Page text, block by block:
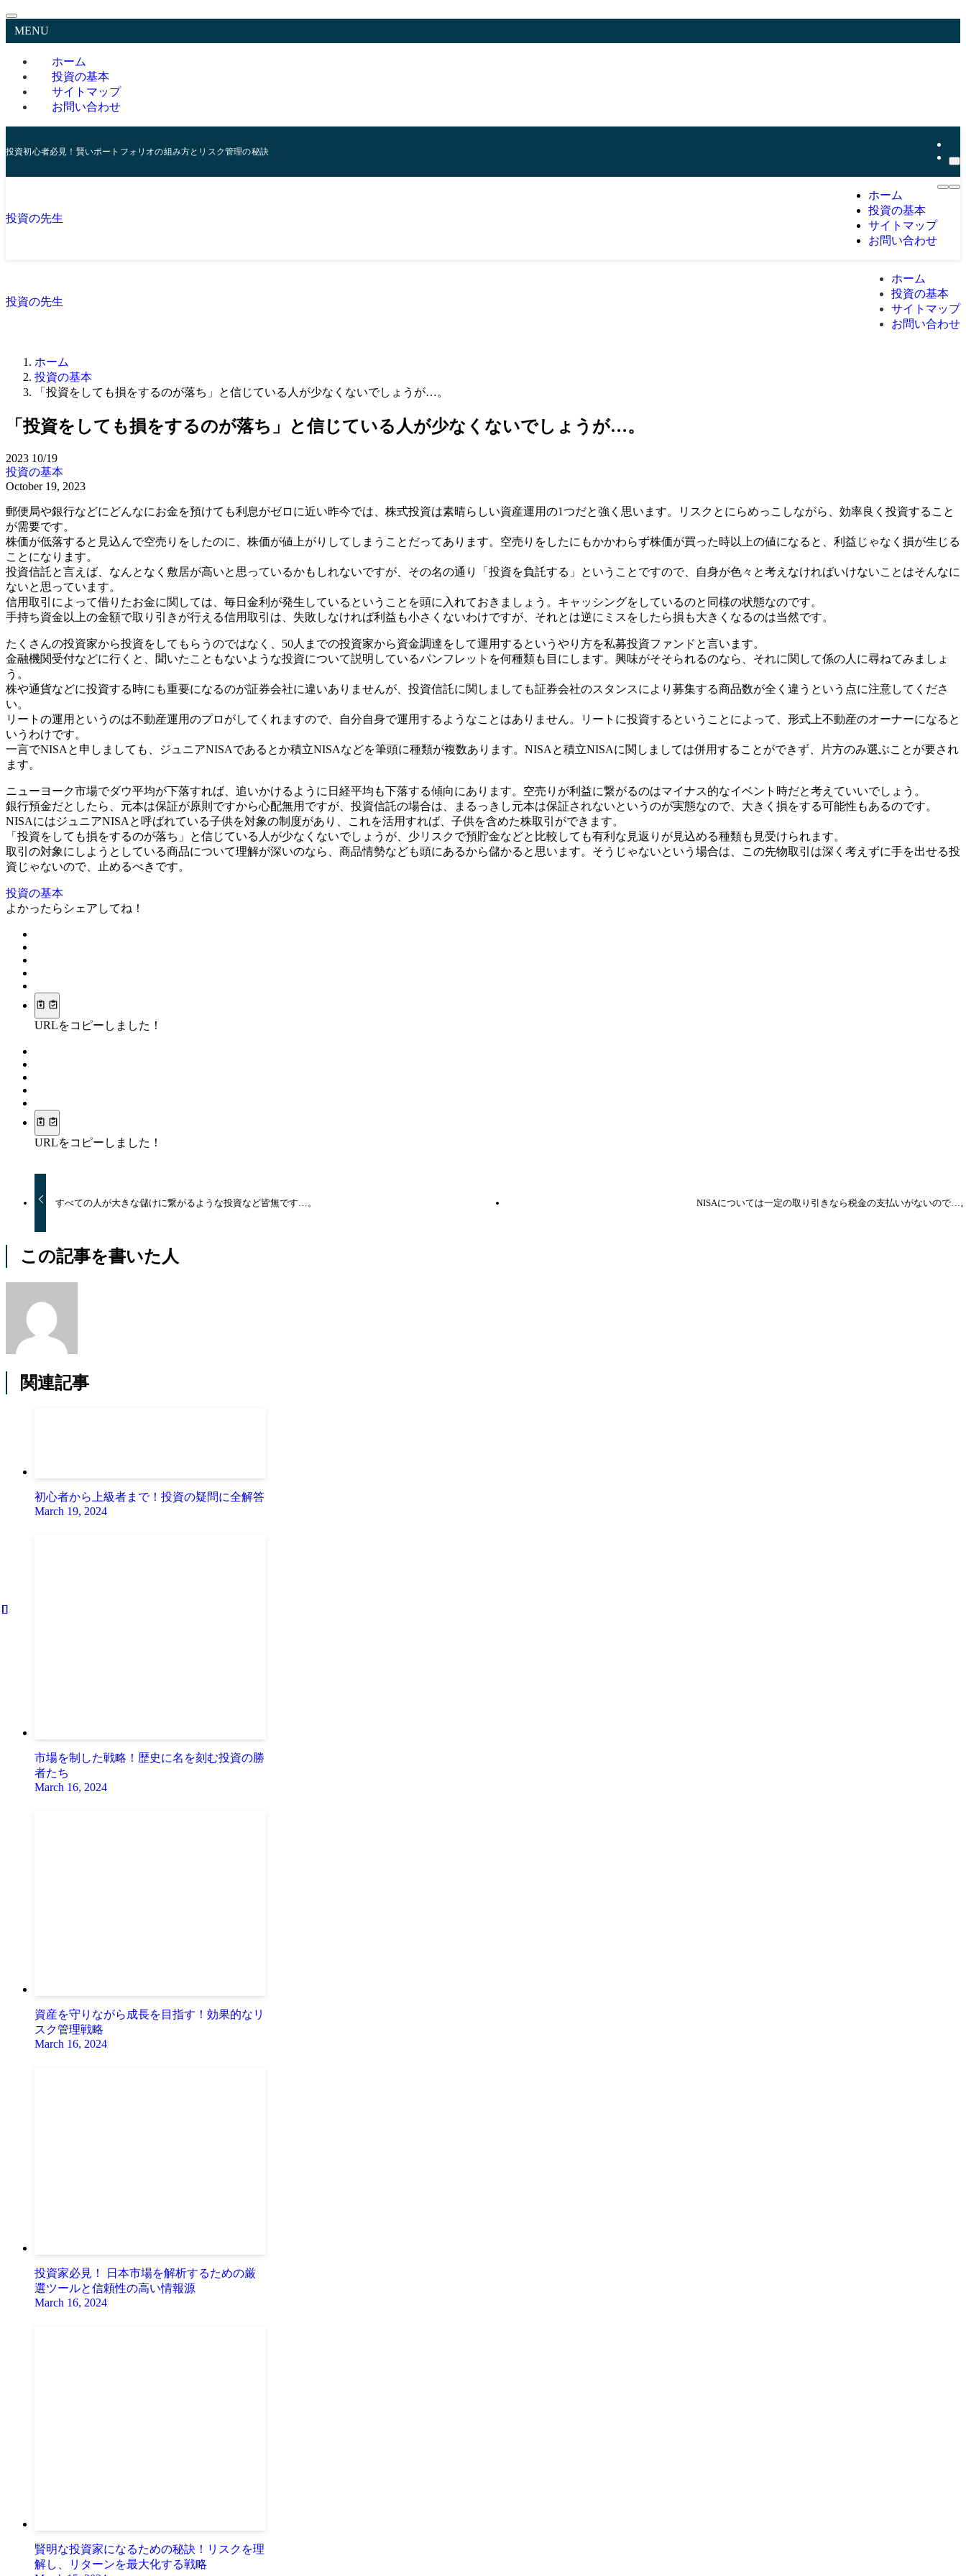
MENU
ホーム
投資の基本
サイトマップ
お問い合わせ
投資初心者必見！賢いポートフォリオの組み方とリスク管理の秘訣
投資の先生
ホーム
投資の基本
サイトマップ
お問い合わせ
投資の先生
ホーム
投資の基本
サイトマップ
お問い合わせ
ホーム
投資の基本
「投資をしても損をするのが落ち」と信じている人が少なくないでしょうが…。
「投資をしても損をするのが落ち」と信じている人が少なくないでしょうが…。
2023 10/19
投資の基本
October 19, 2023
郵便局や銀行などにどんなにお金を預けても利息がゼロに近い昨今では、株式投資は素晴らしい資産運用の1つだと強く思います。リスクとにらめっこしながら、効率良く投資すること
が需要です。
株価が低落すると見込んで空売りをしたのに、株価が値上がりしてしまうことだってあります。空売りをしたにもかかわらず株価が買った時以上の値になると、利益じゃなく損が生じる
ことになります。
投資信託と言えば、なんとなく敷居が高いと思っているかもしれないですが、その名の通り「投資を負託する」ということですので、自身が色々と考えなければいけないことはそんなに
ないと思っています。
信用取引によって借りたお金に関しては、毎日金利が発生しているということを頭に入れておきましょう。キャッシングをしているのと同様の状態なのです。
手持ち資金以上の金額で取り引きが行える信用取引は、失敗しなければ利益も小さくないわけですが、それとは逆にミスをしたら損も大きくなるのは当然です。
たくさんの投資家から投資をしてもらうのではなく、50人までの投資家から資金調達をして運用するというやり方を私募投資ファンドと言います。
金融機関受付などに行くと、聞いたこともないような投資について説明しているパンフレットを何種類も目にします。興味がそそられるのなら、それに関して係の人に尋ねてみましょ
う。
株や通貨などに投資する時にも重要になるのが証券会社に違いありませんが、投資信託に関しましても証券会社のスタンスにより募集する商品数が全く違うという点に注意してくださ
い。
リートの運用というのは不動産運用のプロがしてくれますので、自分自身で運用するようなことはありません。リートに投資するということによって、形式上不動産のオーナーになると
いうわけです。
一言でNISAと申しましても、ジュニアNISAであるとか積立NISAなどを筆頭に種類が複数あります。NISAと積立NISAに関しましては併用することができず、片方のみ選ぶことが要され
ます。
ニューヨーク市場でダウ平均が下落すれば、追いかけるように日経平均も下落する傾向にあります。空売りが利益に繋がるのはマイナス的なイベント時だと考えていいでしょう。
銀行預金だとしたら、元本は保証が原則ですから心配無用ですが、投資信託の場合は、まるっきし元本は保証されないというのが実態なので、大きく損をする可能性もあるのです。
NISAにはジュニアNISAと呼ばれている子供を対象の制度があり、これを活用すれば、子供を含めた株取引ができます。
「投資をしても損をするのが落ち」と信じている人が少なくないでしょうが、少リスクで預貯金などと比較しても有利な見返りが見込める種類も見受けられます。
取引の対象にしようとしている商品について理解が深いのなら、商品情勢なども頭にあるから儲かると思います。そうじゃないという場合は、この先物取引は深く考えずに手を出せる投
資じゃないので、止めるべきです。
投資の基本
よかったらシェアしてね！
URLをコピーしました！
URLをコピーしました！
すべての人が大きな儲けに繋がるような投資など皆無です…。 NISAについては一定の取り引きなら税金の支払いがないので…
この記事を書いた人
関連記事
初心者から上級者まで！投資の疑問に全解答
March 19, 2024
市場を制した戦略！歴史に名を刻む投資の勝
者たち
March 16, 2024
資産を守りながら成長を目指す！効果的なリ
スク管理戦略
March 16, 2024
投資家必見！ 日本市場を解析するための厳
選ツールと信頼性の高い情報源
March 16, 2024
賢明な投資家になるための秘訣！リスクを理
解し、リターンを最大化する戦略